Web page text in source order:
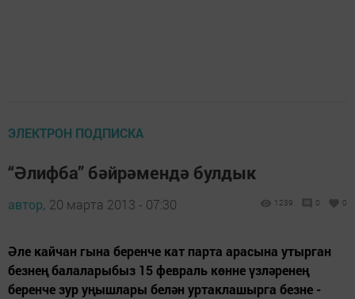
ЭЛЕКТРОН ПОДПИСКА
“Әлифба” бәйрәмендә булдык
автор, 20 марта 2013 - 07:30 1239 0 0
Әле кайчан гына беренче кат парта арасына утырган
безнең балаларыбыз 15 февраль көнне үзләренең
беренче зур уңышлары белән уртаклашырга безне -